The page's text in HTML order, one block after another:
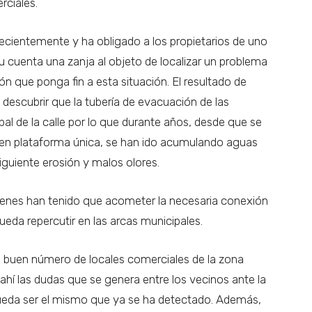
y ha obligado a los propietarios de uno
cuenta una zanja al objeto de localizar un problema
que ponga fin a esta situación. El resultado de
que la tubería de evacuación de las
de la calle por lo que durante años, desde que se
plataforma única, se han ido acumulando aguas
erosión y malos olores.
han tenido que acometer la necesaria conexión
repercutir en las arcas municipales.
número de locales comerciales de la zona
las dudas que se genera entre los vecinos ante la
ser el mismo que ya se ha detectado. Además,